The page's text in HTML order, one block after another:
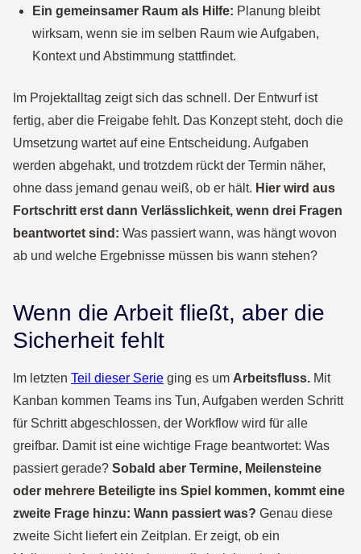
Ein gemeinsamer Raum als Hilfe: Planung bleibt
wirksam, wenn sie im selben Raum wie Aufgaben,
Kontext und Abstimmung stattfindet.
Im Projektalltag zeigt sich das schnell. Der Entwurf ist
fertig, aber die Freigabe fehlt. Das Konzept steht, doch die
Umsetzung wartet auf eine Entscheidung. Aufgaben
werden abgehakt, und trotzdem rückt der Termin näher,
ohne dass jemand genau weiß, ob er hält. Hier wird aus
Fortschritt erst dann Verlässlichkeit, wenn drei Fragen
beantwortet sind: Was passiert wann, was hängt wovon
ab und welche Ergebnisse müssen bis wann stehen?
Wenn die Arbeit fließt, aber die
Sicherheit fehlt
Im letzten Teil dieser Serie ging es um Arbeitsfluss. Mit
Kanban kommen Teams ins Tun, Aufgaben werden Schritt
für Schritt abgeschlossen, der Workflow wird für alle
greifbar. Damit ist eine wichtige Frage beantwortet: Was
passiert gerade? Sobald aber Termine, Meilensteine
oder mehrere Beteiligte ins Spiel kommen, kommt eine
zweite Frage hinzu: Wann passiert was? Genau diese
zweite Sicht liefert ein Zeitplan. Er zeigt, ob ein